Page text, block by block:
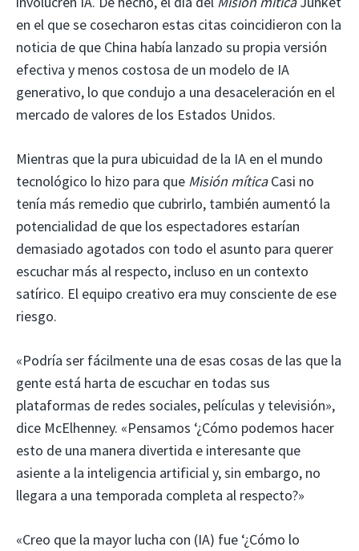
en el que se cosecharon estas citas coincidieron con la
noticia de que China había lanzado su propia versión
efectiva y menos costosa de un modelo de IA
generativo, lo que condujo a una desaceleración en el
mercado de valores de los Estados Unidos.
Mientras que la pura ubicuidad de la IA en el mundo
tecnológico lo hizo para que Misión míticaCasi no
tenía más remedio que cubrirlo, también aumentó la
potencialidad de que los espectadores estarían
demasiado agotados con todo el asunto para querer
escuchar más al respecto, incluso en un contexto
satírico. El equipo creativo era muy consciente de ese
riesgo.
«Podría ser fácilmente una de esas cosas de las que la
gente está harta de escuchar en todas sus
plataformas de redes sociales, películas y televisión»,
dice McElhenney. «Pensamos ‘¿Cómo podemos hacer
esto de una manera divertida e interesante que
asiente a la inteligencia artificial y, sin embargo, no
llegara a una temporada completa al respecto?»
«Creo que la mayor lucha con (IA) fue ‘¿Cómo lo